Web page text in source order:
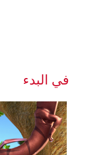
في البدء